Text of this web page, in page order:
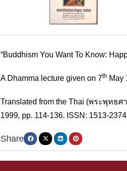
“Buddhism You Want To Know:
A Dhamma lecture given on 7th May
Translated from the Thai (พระพุทธ
1999, pp. 114-136. ISSN: 1513-2374
Share